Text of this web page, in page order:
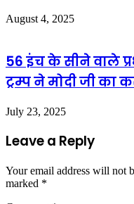
August 4, 2025
56 इंच के सीने वाले
ट्रम्प ने मोदी जी का
July 23, 2025
Leave a Reply
Your email address will not
marked *